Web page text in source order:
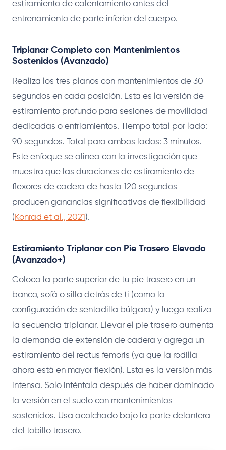
estiramiento de calentamiento antes del
entrenamiento de parte inferior del cuerpo.
Triplanar Completo con Mantenimientos
Sostenidos (Avanzado)
Realiza los tres planos con mantenimientos de 30
segundos en cada posición. Esta es la versión de
estiramiento profundo para sesiones de movilidad
dedicadas o enfriamientos. Tiempo total por lado:
90 segundos. Total para ambos lados: 3 minutos.
Este enfoque se alinea con la investigación que
muestra que las duraciones de estiramiento de
flexores de cadera de hasta 120 segundos
producen ganancias significativas de flexibilidad
( Konrad et al., 2021 ).
Estiramiento Triplanar con Pie Trasero Elevado
(Avanzado+)
Coloca la parte superior de tu pie trasero en un
banco, sofá o silla detrás de ti (como la
configuración de sentadilla búlgara) y luego realiza
la secuencia triplanar. Elevar el pie trasero aumenta
la demanda de extensión de cadera y agrega un
estiramiento del rectus femoris (ya que la rodilla
ahora está en mayor flexión). Esta es la versión más
intensa. Solo inténtala después de haber dominado
la versión en el suelo con mantenimientos
sostenidos. Usa acolchado bajo la parte delantera
del tobillo trasero.